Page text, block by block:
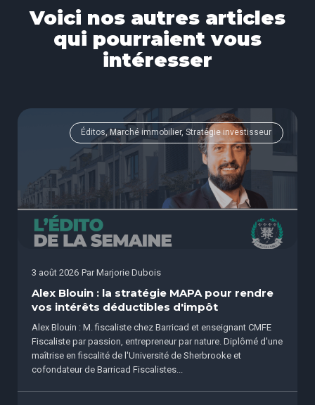
Voici nos autres articles
qui pourraient vous
intéresser
Éditos, Marché immobilier, Stratégie investisseur
3 août 2026 Par Marjorie Dubois
Alex Blouin : la stratégie MAPA pour rendre
vos intérêts déductibles d'impôt
Alex Blouin : M. fiscaliste chez Barricad et enseignant CMFE
Fiscaliste par passion, entrepreneur par nature. Diplômé d'une
maîtrise en fiscalité de l'Université de Sherbrooke et
cofondateur de Barricad Fiscalistes...